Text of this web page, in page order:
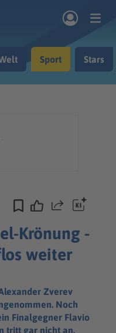
Sport Stars
Teilen
Krönung -
weiter
Zverev
Noch
Finalgegner Flavio
tritt gar nicht an.